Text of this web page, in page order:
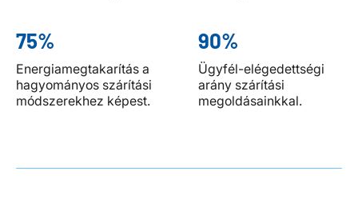
75%
Energiamegtakarítás a
hagyományos szárítási
módszerekhez képest.
90%
Ügyfél-elégedettségi
arány szárítási
megoldásainkkal.